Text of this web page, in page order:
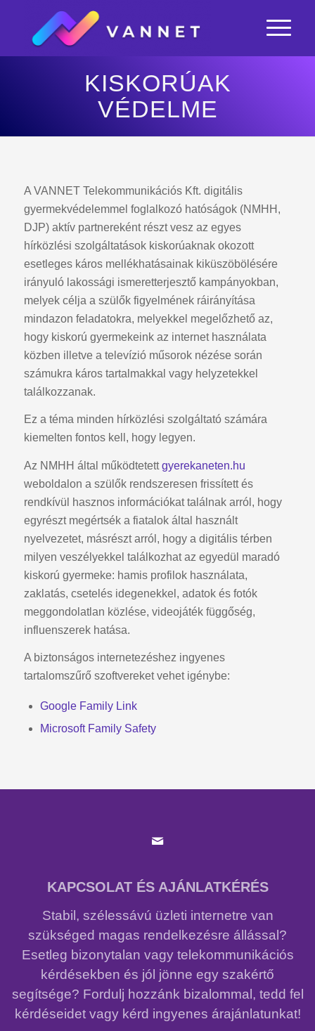
KISKORÚAK
VÉDELME
A VANNET Telekommunikációs Kft. digitális
gyermekvédelemmel foglalkozó hatóságok (NMHH,
DJP) aktív partnereként részt vesz az egyes
hírközlési szolgáltatások kiskorúaknak okozott
esetleges káros mellékhatásainak kiküszöbölésére
irányuló lakossági ismeretterjesztő kampányokban,
melyek célja a szülők figyelmének ráirányítása
mindazon feladatokra, melyekkel megelőzhető az,
hogy kiskorú gyermekeink az internet használata
közben illetve a televízió műsorok nézése során
számukra káros tartalmakkal vagy helyzetekkel
találkozzanak.
Ez a téma minden hírközlési szolgáltató számára
kiemelten fontos kell, hogy legyen.
Az NMHH által működtetettgyerekaneten.hu
weboldalon a szülők rendszeresen frissített és
rendkívül hasznos információkat találnak arról, hogy
egyrészt megértsék a fiatalok által használt
nyelvezetet, másrészt arról, hogy a digitális térben
milyen veszélyekkel találkozhat az egyedül maradó
kiskorú gyermeke: hamis profilok használata,
zaklatás, csetelés idegenekkel, adatok és fotók
meggondolatlan közlése, videojáték függőség,
influenszerek hatása.
A biztonságos internetezéshez ingyenes
tartalomszűrő szoftvereket vehet igénybe:
Google Family Link
Microsoft Family Safety
KAPCSOLAT ÉS AJÁNLATKÉRÉS
Stabil, szélessávú üzleti internetre van
szükséged magas rendelkezésre állással?
Esetleg bizonytalan vagy telekommunikációs
kérdésekben és jól jönne egy szakértő
segítsége? Fordulj hozzánk bizalommal, tedd fel
kérdéseidet vagy kérd ingyenes árajánlatunkat!